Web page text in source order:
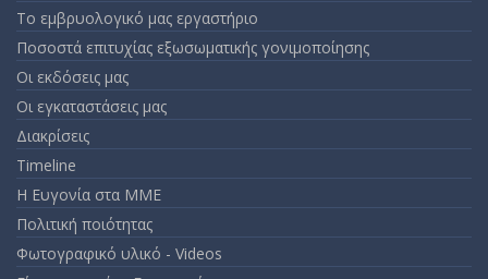
Το εμβρυολογικό μας εργαστήριο
Ποσοστά επιτυχίας εξωσωματικής γονιμοποίησης
Οι εκδόσεις μας
Οι εγκαταστάσεις μας
Διακρίσεις
Timeline
Η Ευγονία στα ΜΜΕ
Πολιτική ποιότητας
Φωτογραφικό υλικό - Videos